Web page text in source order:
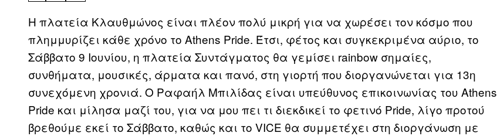
Η πλατεία Κλαυθμώνος είναι πλέον πολύ μικρή για να χωρέσει τον κόσμο που
πλημμυρίζει κάθε χρόνο το Athens Pride. Έτσι, φέτος και συγκεκριμένα αύριο, το
Σάββατο 9 Ιουνίου, η πλατεία Συντάγματος θα γεμίσει rainbow σημαίες,
συνθήματα, μουσικές, άρματα και πανό, στη γιορτή που διοργανώνεται για 13η
συνεχόμενη χρονιά. Ο Ραφαήλ Μπιλίδας είναι υπεύθυνος επικοινωνίας του Athens
Pride και μίλησα μαζί του, για να μου πει τι διεκδικεί το φετινό Pride, λίγο προτού
βρεθούμε εκεί το Σάββατο, καθώς και το VICE θα συμμετέχει στη διοργάνωση με